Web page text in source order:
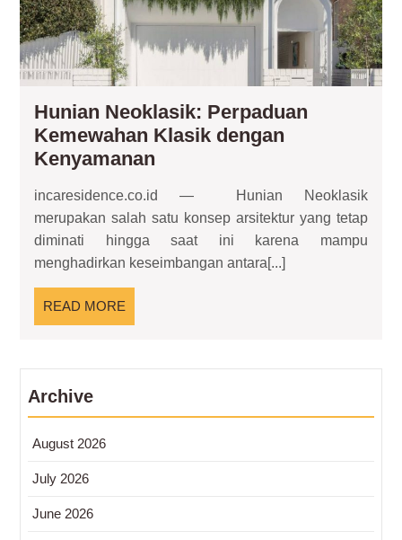
Hunian Neoklasik: Perpaduan
Kemewahan Klasik dengan
Kenyamanan
Perpaduan
Kemewahan
Klasik
dengan
incaresidence.co.id — Hunian Neoklasik
merupakan salah satu konsep arsitektur yang tetap
diminati hingga saat ini karena mampu
menghadirkan keseimbangan antara[...]
READ MORE
MORE
Archive
August 2026
July 2026
June 2026